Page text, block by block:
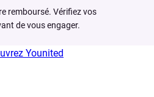
remboursé. Vérifiez vos
de vous engager.
Younited